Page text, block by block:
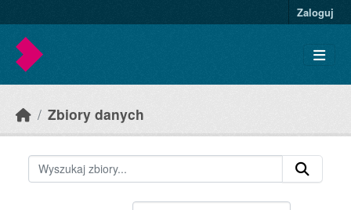
Zaloguj
Zbiory danych